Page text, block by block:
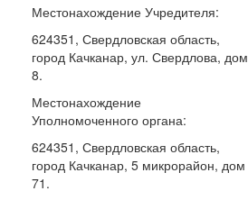
Местонахождение Учредителя:
624351, Свердловская область,
город Качканар, ул. Свердлова, дом
8.
Местонахождение
Уполномоченного органа:
624351, Свердловская область,
город Качканар, 5 микрорайон, дом
71.